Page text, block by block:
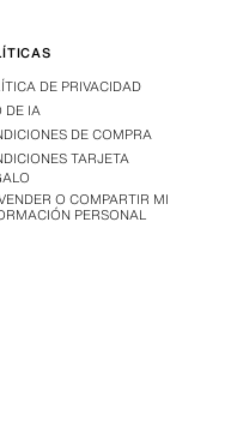
DE PRIVACIDAD
DE IA
DE COMPRA
TARJETA
O COMPARTIR MI
PERSONAL